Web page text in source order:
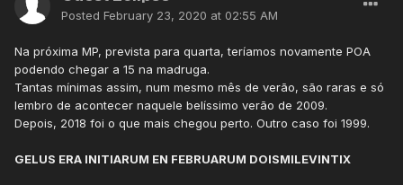
Posted February 23, 2020 at 02:55 AM
Na próxima MP, prevista para quarta, teríamos novamente POA
podendo chegar a 15 na madruga.
Tantas mínimas assim, num mesmo mês de verão, são raras e só
lembro de acontecer naquele belíssimo verão de 2009.
Depois, 2018 foi o que mais chegou perto. Outro caso foi 1999.
GELUS ERA INITIARUM EN FEBRUARUM DOISMILEVINTIX